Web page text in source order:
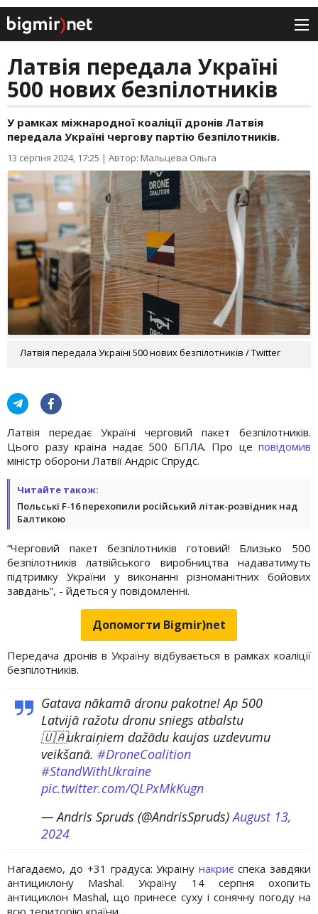
Латвія передала Україні
500 нових безпілотників
У рамках міжнародної коаліції дронів Латвія
передала Україні чергову партію безпілотників.
13 серпня 2024, 17:25 | Автор: Мальцева Ольга
Латвія передала Україні 500 нових безпілотників / Twitter
Латвія передає Україні черговий пакет безпілотників.
Цього разу країна надає 500 БПЛА. Про це повідомив
міністр оборони Латвії Андріс Спрудс.
Читайте також:
Польські F-16 перехопили російський літак-розвідник над
Балтикою
“Черговий пакет безпілотників готовий! Близько 500
безпілотників латвійського виробництва надаватимуть
підтримку України у виконанні різноманітних бойових
завдань”, - йдеться у повідомленні.
Допомогти Bigmir)net
Передача дронів в Україну відбувається в рамках коаліції
безпілотників.
Gatava nākamā dronu pakotne! Ap 500
Latvijā ražotu dronu sniegs atbalstu
🇺🇦ukraiņiem dažādu kaujas uzdevumu
veikšanā. #DroneCoalition
#StandWithUkraine
pic.twitter.com/QLPxMkKugn
— Andris Spruds (@AndrisSpruds)August 13,
2024
Нагадаємо, до +31 градуса: Українунакриє спека завдяки
антициклону Mashal. Україну 14 серпня охопить
антициклон Mashal, що принесе суху і сонячну погоду на
всю територію країни.